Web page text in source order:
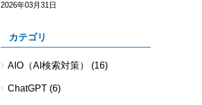
2026年03月31日
カテゴリ
AIO（AI検索対策） (16)
ChatGPT(6)